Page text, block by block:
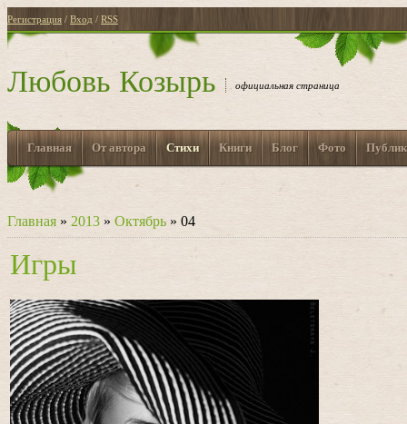
Регистрация / Вход / RSS
Любовь Козырь официальная страница
Главная От автора Стихи Книги Блог Фото
Главная » 2013 » Октябрь » 04
Игры